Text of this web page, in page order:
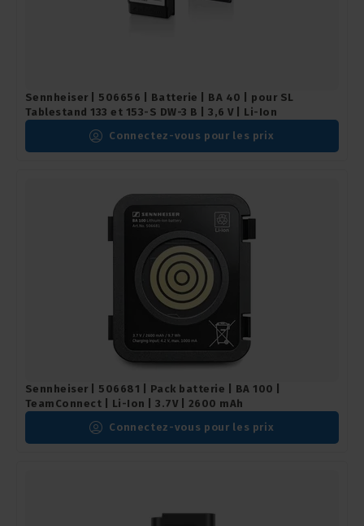
Sennheiser | 506656 | Batterie | BA 40 | pour SL
Tablestand 133 et 153-S DW-3 B | 3,6 V | Li-Ion
Connectez-vous pour les prix
Sennheiser | 506681 | Pack batterie | BA 100 |
TeamConnect | Li-Ion | 3.7V | 2600 mAh
Connectez-vous pour les prix